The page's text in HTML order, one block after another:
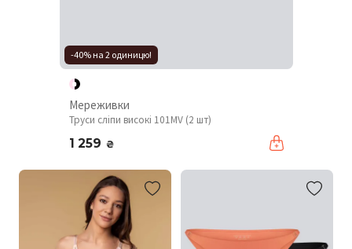
-40% на 2 одиницю!
Мереживки
Труси сліпи високі 101MV (2 шт)
1 259 ₴